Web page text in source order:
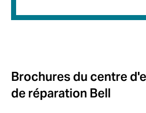
Brochures du centre
de réparation Bell